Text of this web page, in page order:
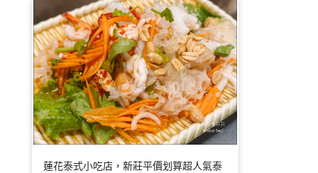
蓮花泰式小吃店，新莊平價划算超人氣泰